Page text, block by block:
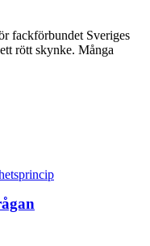
fackförbundet Sveriges
rött skynke. Många